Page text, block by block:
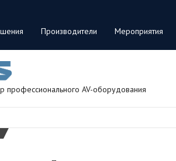
Производители Мероприятия
профессионального AV-оборудования